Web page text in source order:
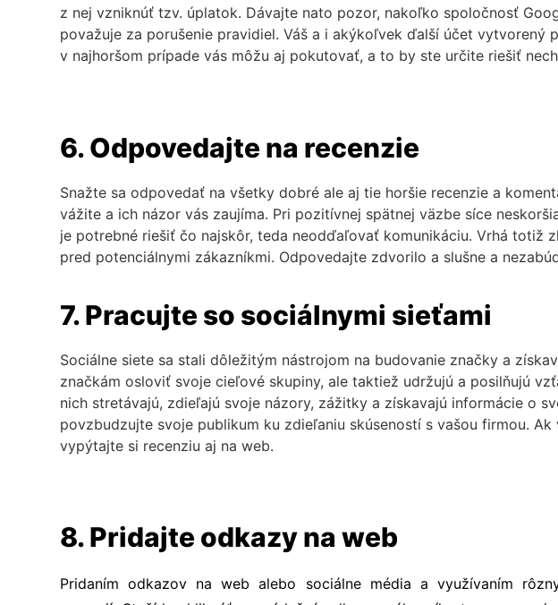
z nej vzniknúť tzv. úplatok. Dávajte nato pozor, nakoľko spoločnosť
považuje za porušenie pravidiel. Váš a i akýkoľvek ďalší účet vytvorený
v najhoršom prípade vás môžu aj pokutovať, a to by ste určite riešiť
6. Odpovedajte na recenzie
Snažte sa odpovedať na všetky dobré ale aj tie horšie recenzie a
vážite a ich názor vás zaujíma. Pri pozitívnej spätnej väzbe síce
je potrebné riešiť čo najskôr, teda neodďaľovať komunikáciu. Vrhá totiž
pred potenciálnymi zákazníkmi. Odpovedajte zdvorilo a slušne a
7. Pracujte so sociálnymi sieťami
Sociálne siete sa stali dôležitým nástrojom na budovanie značky a
značkám osloviť svoje cieľové skupiny, ale taktiež udržujú a posilňujú
nich stretávajú, zdieľajú svoje názory, zážitky a získavajú informácie o
povzbudzujte svoje publikum ku zdieľaniu skúseností s vašou firmou. Ak
vypýtajte si recenziu aj na web.
8. Pridajte odkazy na web
Pridaním odkazov na web alebo sociálne média a využívaním